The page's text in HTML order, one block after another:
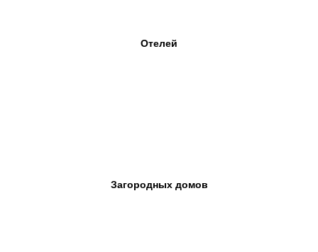
Отелей
Загородных домов